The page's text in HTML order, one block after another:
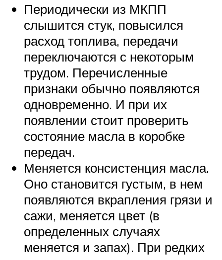
Периодически из МКПП
слышится стук, повысился
расход топлива, передачи
переключаются с некоторым
трудом. Перечисленные
признаки обычно появляются
одновременно. И при их
появлении стоит проверить
состояние масла в коробке
передач.
Меняется консистенция масла.
Оно становится густым, в нем
появляются вкрапления грязи и
сажи, меняется цвет (в
определенных случаях
меняется и запах). При редких